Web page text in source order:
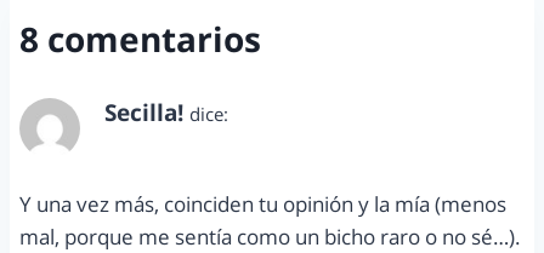
8 comentarios
Secilla! dice:
Y una vez más, coinciden tu opinión y la mía (menos
mal, porque me sentía como un bicho raro o no sé…).